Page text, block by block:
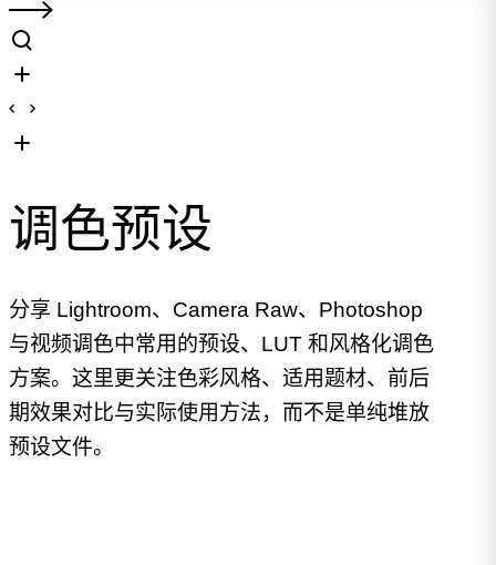
调色预设
分享 Lightroom、Camera Raw、Photoshop
与视频调色中常用的预设、LUT 和风格化调色
方案。这里更关注色彩风格、适用题材、前后
期效果对比与实际使用方法，而不是单纯堆放
预设文件。